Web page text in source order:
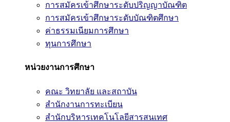
การสมัครเข้าศึกษาระดับปริญญาบัณฑิต
การสมัครเข้าศึกษาระดับบัณฑิตศึกษา
ค่าธรรมเนียมการศึกษา
ทุนการศึกษา
หน่วยงานการศึกษา
คณะ วิทยาลัย และสถาบัน
สำนักงานการทะเบียน
สำนักบริหารเทคโนโลยีสารสนเทศ